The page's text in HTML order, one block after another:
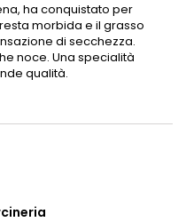
ha conquistato per
morbida e il grasso
di secchezza.
noce. Una specialità
qualità.